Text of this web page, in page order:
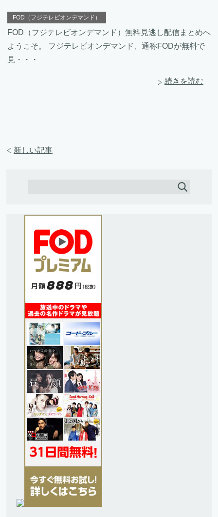
FOD（フジテレビオンデマンド）
FOD（フジテレビオンデマンド）無料見逃し配信まとめへ
ようこそ。 フジテレビオンデマンド、通称FODが無料で
見・・・
続きを読む
新しい記事